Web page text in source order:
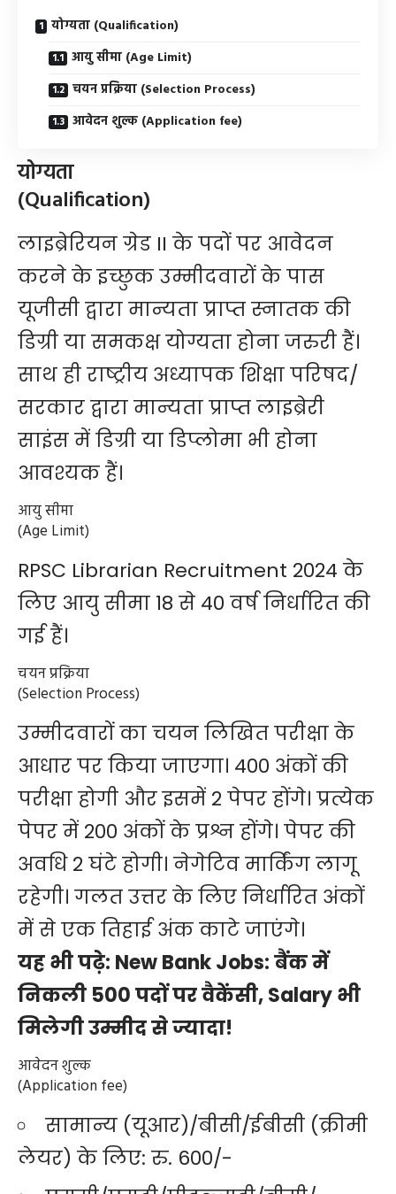
योग्यता (Qualification)
आयु सीमा (Age Limit)
चयन प्रक्रिया (Selection Process)
आवेदन शुल्क (Application fee)
योग्यता
(Qualification)
लाइब्रेरियन ग्रेड II के पदों पर आवेदन
करने के इच्छुक उम्मीदवारों के पास
यूजीसी द्वारा मान्यता प्राप्त स्नातक की
डिग्री या समकक्ष योग्यता होना जरुरी हैं।
साथ ही राष्ट्रीय अध्यापक शिक्षा परिषद/
सरकार द्वारा मान्यता प्राप्त लाइब्रेरी
साइंस में डिग्री या डिप्लोमा भी होना
आवश्यक हैं।
आयु सीमा
(Age Limit)
RPSC Librarian Recruitment 2024 के
लिए आयु सीमा 18 से 40 वर्ष निर्धारित की
गई हैं।
चयन प्रक्रिया
(Selection Process)
उम्मीदवारों का चयन लिखित परीक्षा के
आधार पर किया जाएगा। 400 अंकों की
परीक्षा होगी और इसमें 2 पेपर होंगे। प्रत्येक
पेपर में 200 अंकों के प्रश्न होंगे। पेपर की
अवधि 2 घंटे होगी। नेगेटिव मार्किंग लागू
रहेगी। गलत उत्तर के लिए निर्धारित अंकों
में से एक तिहाई अंक काटे जाएंगे।
यह भी पढ़े: New Bank Jobs: बैंक में
निकली 500 पदों पर वैकेंसी, Salary भी
मिलेगी उम्मीद से ज्यादा!
आवेदन शुल्क
(Application fee)
सामान्य (यूआर)/बीसी/ईबीसी (क्रीमी
लेयर) के लिए: रु. 600/-